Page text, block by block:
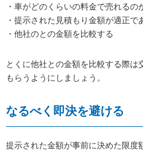
・車がどのくらいの料金で売れるの
・提示された見積もり金額が適正で
・他社のとの金額を比較する
とくに他社との金額を比較する際
もらうようにしましょう。
なるべく即決を避ける
提示された金額が事前に決めた限度